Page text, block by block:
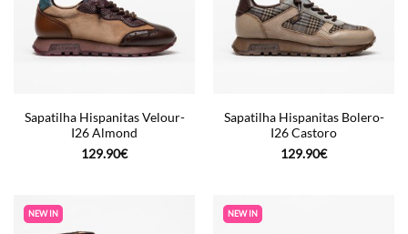
Sapatilha Hispanitas Velour-
I26 Almond
129.90€
Sapatilha Hispanitas Bolero-
I26 Castoro
129.90€
NEW IN NEW IN